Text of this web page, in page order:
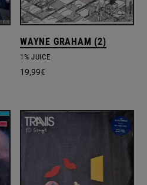
WAYNE GRAHAM (2)
1% JUICE
19,99€